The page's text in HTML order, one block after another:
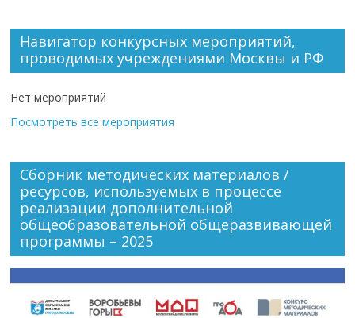
Навигатор конкурсных мероприятий,
проводимых учреждениями Москвы и РФ
Нет мероприятий
Посмотреть все мероприятия
Сборник методических материалов /
ресурсов, используемых в процессе
реализации дополнительной
общеобразовательной общеразвивающей
программы – 2025